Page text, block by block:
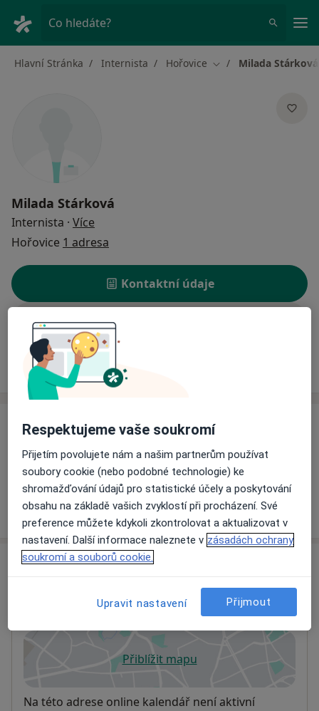
Co hledáte?
Hlavní Stránka Internista Hořovice Změna města
Milada Stárková
Milada Stárková
Internista · Více
Hořovice 1 adresa
Kontaktní údaje
Rezervovat termín
Ceník Adresy
Ceník
Informace o službách a cenách nejsou k dispozici
Tento specialista ještě nepřidával žádné informace o
svých službách.
Adresa
Ordinace
Přiblížit mapuse otevře v nové záložce
Dostupnost
Na této adrese online kalendář není aktivní
Respektujeme vaše soukromí
Přijetím povolujete nám a našim partnerům používat
soubory cookie (nebo podobné technologie) ke
shromažďování údajů pro statistické účely a poskytování
obsahu na základě vašich zvyklostí při procházení. Své
preference můžete kdykoli zkontrolovat a aktualizovat v
nastavení. Další informace naleznete v zásadách ochrany
soukromí a souborů cookie.
Upravit nastavení Přijmout